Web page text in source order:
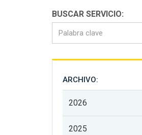
BUSCAR SERVICIO:
ARCHIVO:
2026
2025